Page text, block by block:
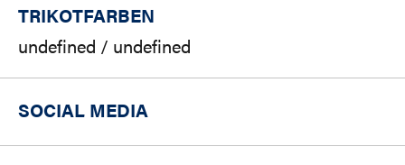
TRIKOTFARBEN
undefined / undefined
SOCIAL MEDIA